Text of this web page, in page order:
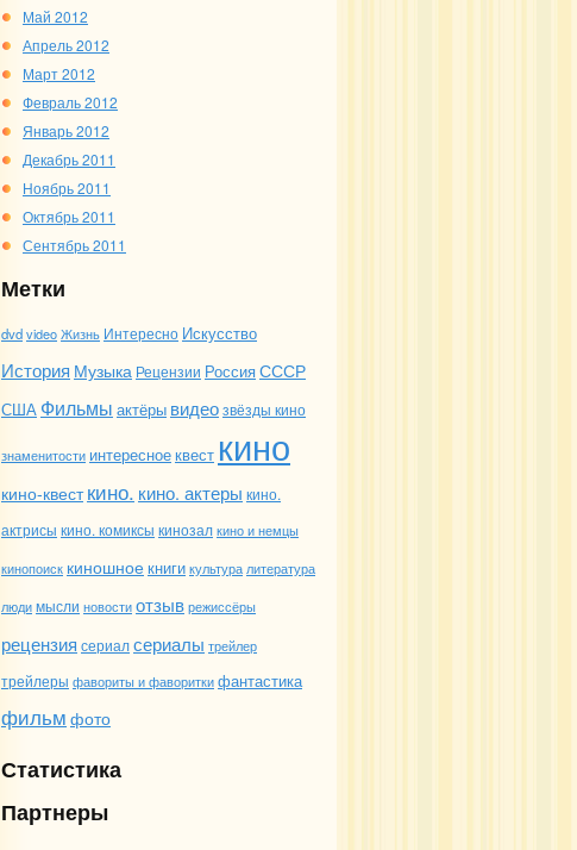
Май 2012
Апрель 2012
Март 2012
Февраль 2012
Январь 2012
Декабрь 2011
Ноябрь 2011
Октябрь 2011
Сентябрь 2011
Метки
dvdvideoЖизнь Интересно Искусство
История Музыка Рецензии РоссияСССР
США Фильмы актёры видеозвёзды кино
знаменитости интересноеквест кино
кино-квест кино. кино. актеры кино.
актрисы кино. комиксы кинозал кино и немцы
кинопоиск киношноекнигикультура литература
люди мысли новостиотзыврежиссёры
рецензия сериалсериалы трейлер
трейлеры фавориты и фавориткифантастика
фильм фото
Статистика
Партнеры